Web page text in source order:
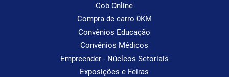
Cob Online
Compra de carro 0KM
Convênios Educação
Convênios Médicos
Empreender - Núcleos Setoriais
Exposições e Feiras